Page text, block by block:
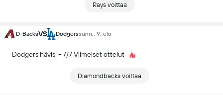
Rays voittaa
D-BacksVS Dodgerssunn., 9. elo
Dodgers hävisi - 7/7 Viimeiset ottelut
Diamondbacks voittaa